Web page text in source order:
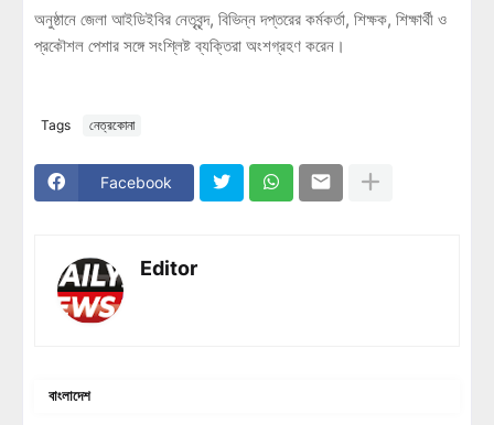
অনুষ্ঠানে জেলা আইডিইবির নেতৃবৃন্দ, বিভিন্ন দপ্তরের কর্মকর্তা, শিক্ষক, শিক্ষার্থী ও
প্রকৌশল পেশার সঙ্গে সংশ্লিষ্ট ব্যক্তিরা অংশগ্রহণ করেন।
Tags নেত্রকোনা
Facebook
Editor
বাংলাদেশ